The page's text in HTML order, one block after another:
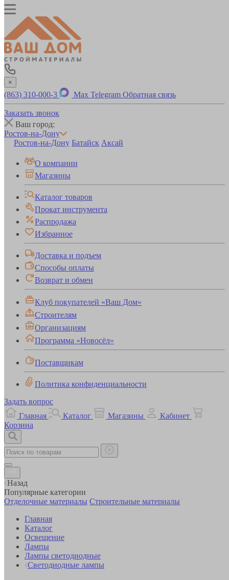
×
(863) 310-000-3 Max Telegram Обратная связь
Заказать звонок
Ваш город:
Ростов-на-Дону
Ростов-на-Дону Батайск Аксай
О компании
Магазины
Каталог товаров
Прокат инструмента
Распродажа
Избранное
Доставка и подъем
Способы оплаты
Возврат и обмен
Клуб покупателей «Ваш Дом»
Строителям
Организациям
Программа «Новосёл»
Поставщикам
Политика конфиденциальности
Задать вопрос
Главная
Каталог Магазины
Кабинет
Корзина
Назад
Популярные категории
Отделочные материалы Строительные материалы
Главная
Каталог
Освещение
Лампы
Лампы светодиодные
Светодиодные лампы